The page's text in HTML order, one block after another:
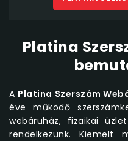
Platina
A Platina Szerszám
éve működő
webáruház, fizaikai
rendelkezünk. Kiemelt